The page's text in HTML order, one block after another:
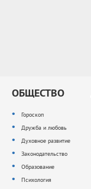
ОБЩЕСТВО
Гороскоп
Дружба и любовь
Духовное развитие
Законодательство
Образование
Психология